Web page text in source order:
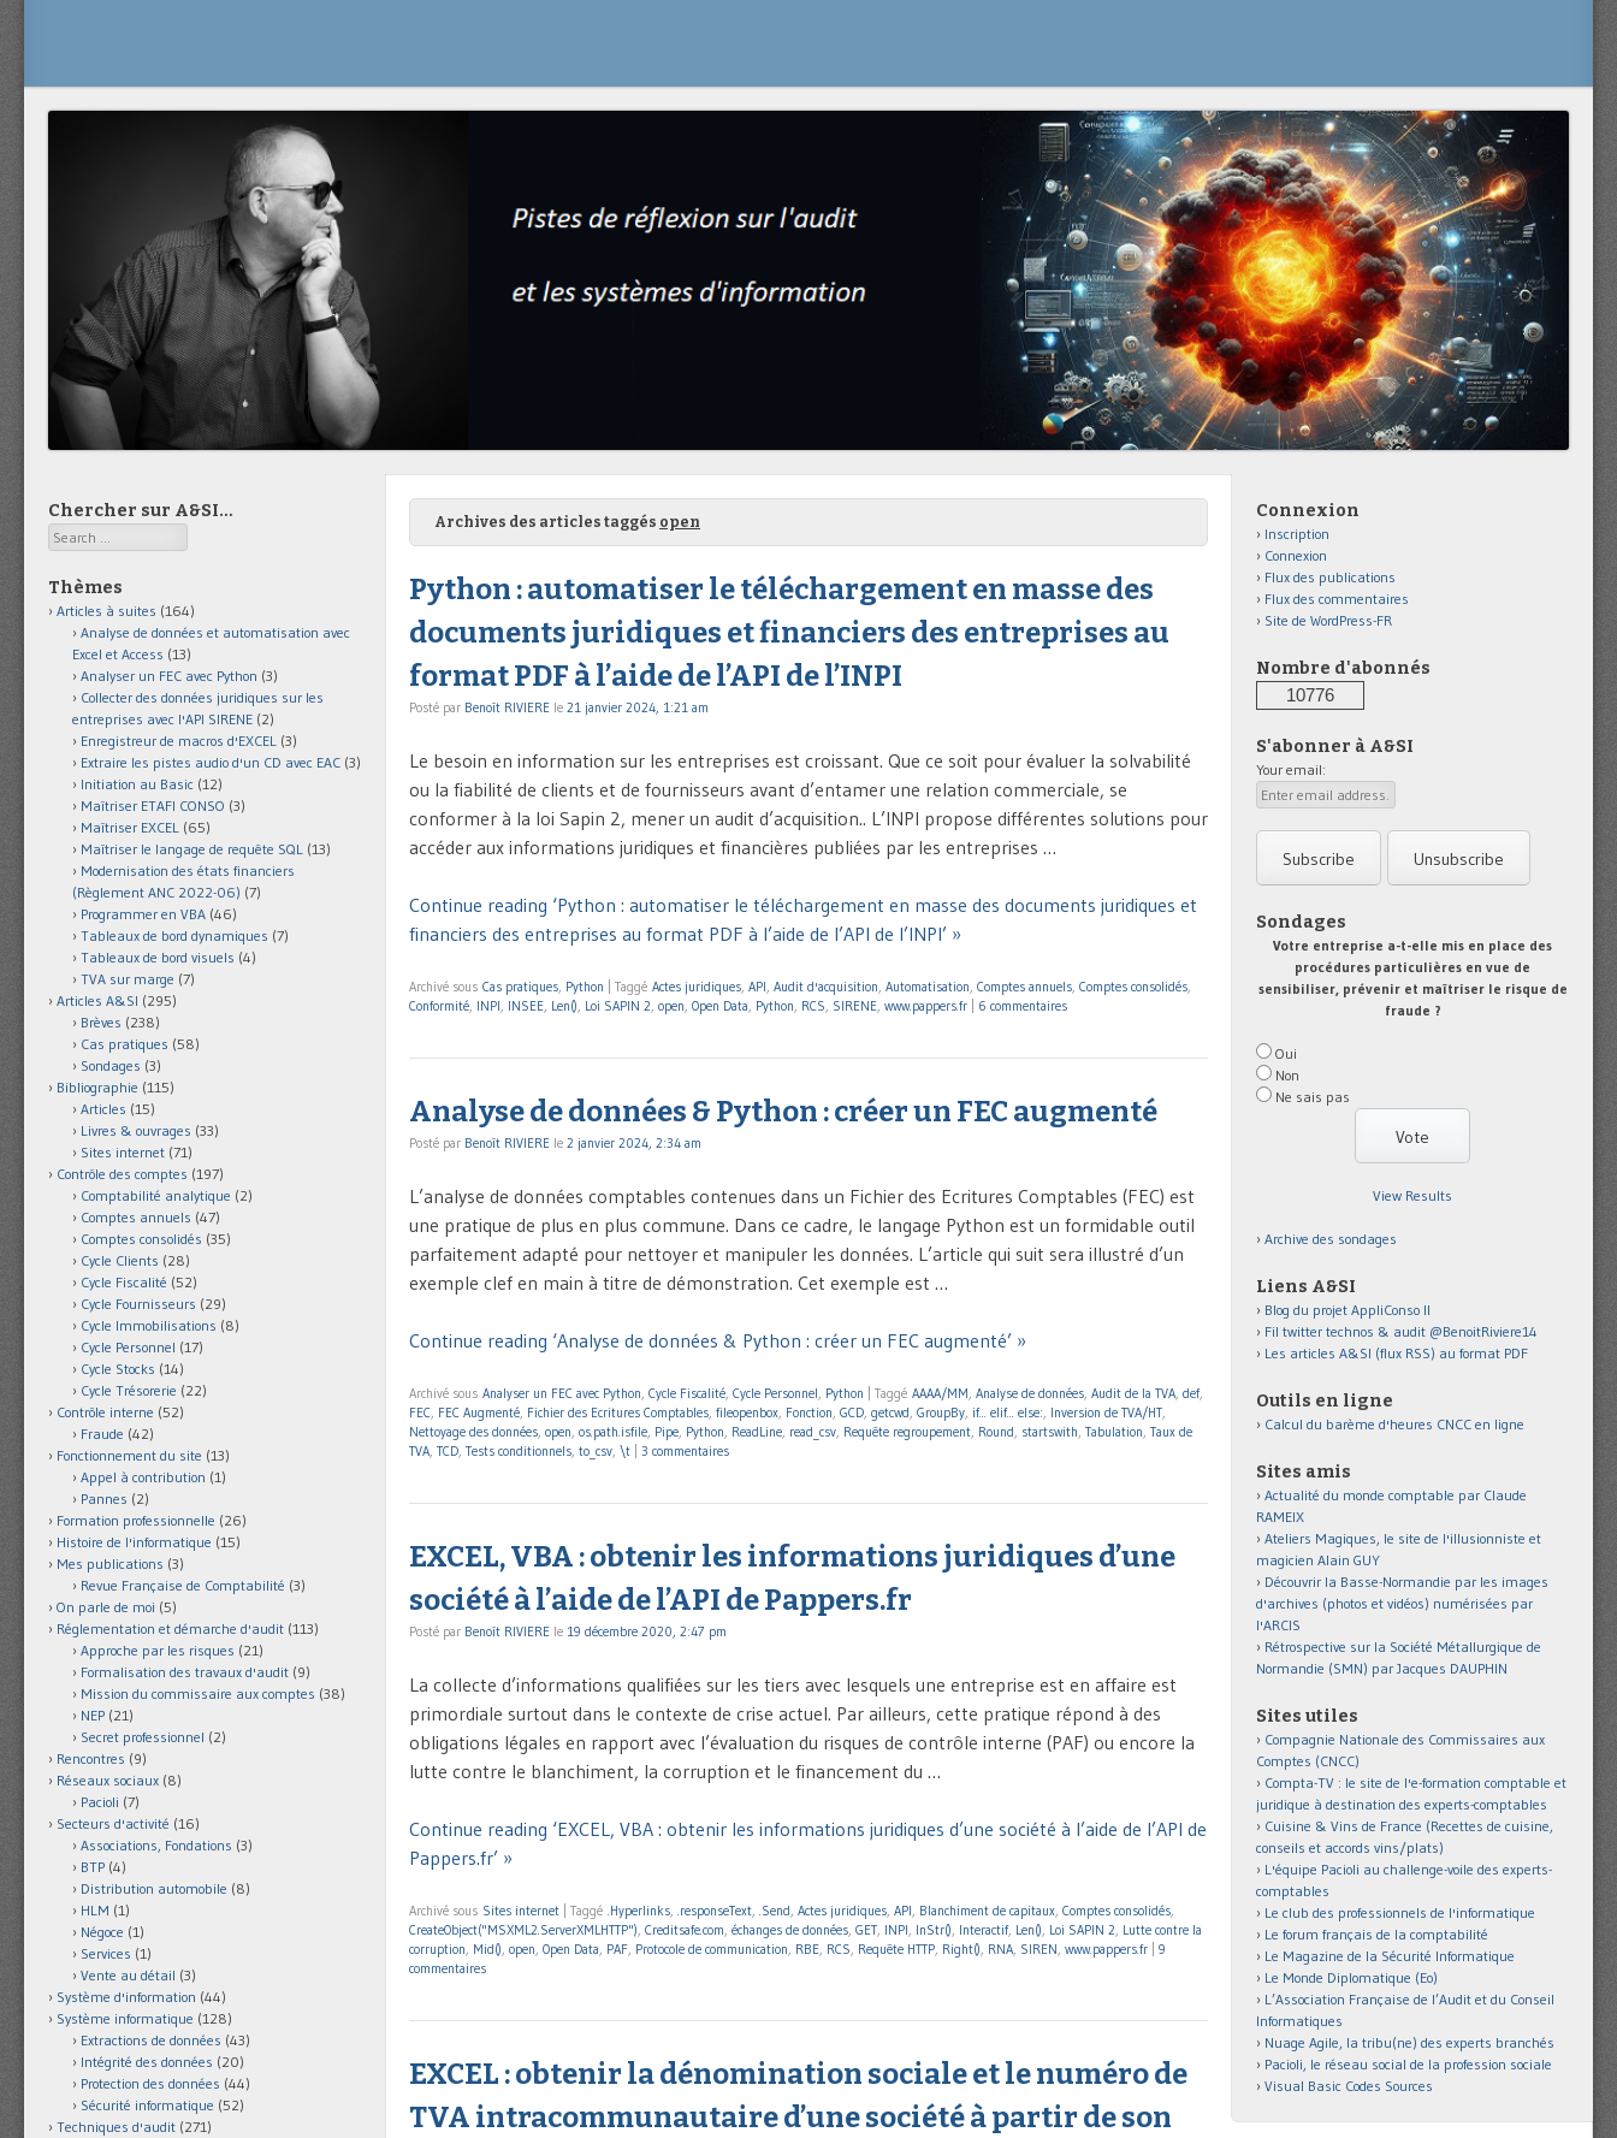
Archives des articles taggés open
Python : automatiser le téléchargement en masse des
documents juridiques et financiers des entreprises au
format PDF à l’aide de l’API de l’INPI
Posté par Benoît RIVIERE le 21 janvier 2024, 1:21 am
Le besoin en information sur les entreprises est croissant. Que ce soit pour évaluer la solvabilité
ou la fiabilité de clients et de fournisseurs avant d’entamer une relation commerciale, se
conformer à la loi Sapin 2, mener un audit d’acquisition.. L’INPI propose différentes solutions pour
accéder aux informations juridiques et financières publiées par les entreprises …
Continue reading ‘Python : automatiser le téléchargement en masse des documents juridiques et
financiers des entreprises au format PDF à l’aide de l’API de l’INPI’ »
Archivé sous Cas pratiques, Python Taggé Actes juridiques, API, Audit d'acquisition, Automatisation, Comptes annuels, Comptes consolidés,
Conformité, INPI, INSEE, Len(), Loi SAPIN 2, open, Open Data, Python, RCS, SIRENE, www.pappers.fr 6 commentaires
Analyse de données & Python : créer un FEC augmenté
Posté par Benoît RIVIERE le 2 janvier 2024, 2:34 am
L’analyse de données comptables contenues dans un Fichier des Ecritures Comptables (FEC) est
une pratique de plus en plus commune. Dans ce cadre, le langage Python est un formidable outil
parfaitement adapté pour nettoyer et manipuler les données. L’article qui suit sera illustré d’un
exemple clef en main à titre de démonstration. Cet exemple est …
Continue reading ‘Analyse de données & Python : créer un FEC augmenté’ »
Archivé sous Analyser un FEC avec Python, Cycle Fiscalité, Cycle Personnel, Python Taggé AAAA/MM, Analyse de données, Audit de la TVA, def,
FEC, FEC Augmenté, Fichier des Ecritures Comptables, fileopenbox, Fonction, GCD, getcwd, GroupBy, if... elif... else:, Inversion de TVA/HT,
Nettoyage des données, open, os.path.isfile, Pipe, Python, ReadLine, read_csv, Requête regroupement, Round, startswith, Tabulation, Taux de
TVA, TCD, Tests conditionnels, to_csv, \t 3 commentaires
EXCEL, VBA : obtenir les informations juridiques d’une
société à l’aide de l’API de Pappers.fr
Posté par Benoît RIVIERE le 19 décembre 2020, 2:47 pm
La collecte d’informations qualifiées sur les tiers avec lesquels une entreprise est en affaire est
primordiale surtout dans le contexte de crise actuel. Par ailleurs, cette pratique répond à des
obligations légales en rapport avec l’évaluation du risques de contrôle interne (PAF) ou encore la
lutte contre le blanchiment, la corruption et le financement du …
Continue reading ‘EXCEL, VBA : obtenir les informations juridiques d’une société à l’aide de l’API de
Pappers.fr’ »
Archivé sous Sites internet Taggé .Hyperlinks, .responseText, .Send, Actes juridiques, API, Blanchiment de capitaux, Comptes consolidés,
CreateObject("MSXML2.ServerXMLHTTP"), Creditsafe.com, échanges de données, GET, INPI, InStr(), Interactif, Len(), Loi SAPIN 2, Lutte contre la
corruption, Mid(), open, Open Data, PAF, Protocole de communication, RBE, RCS, Requête HTTP, Right(), RNA, SIREN, www.pappers.fr
9
commentaires
EXCEL : obtenir la dénomination sociale et le numéro de
TVA intracommunautaire d’une société à partir de son
Chercher sur A&SI…
Search
Thèmes
Articles à suites (164)
Analyse de données et automatisation avec
Excel et Access (13)
Analyser un FEC avec Python (3)
Collecter des données juridiques sur les
entreprises avec l'API SIRENE (2)
Enregistreur de macros d'EXCEL (3)
Extraire les pistes audio d'un CD avec EAC (3)
Initiation au Basic (12)
Maîtriser ETAFI CONSO (3)
Maîtriser EXCEL (65)
Maîtriser le langage de requête SQL (13)
Modernisation des états financiers
(Règlement ANC 2022-06) (7)
Programmer en VBA (46)
Tableaux de bord dynamiques (7)
Tableaux de bord visuels (4)
TVA sur marge (7)
Articles A&SI (295)
Brèves (238)
Cas pratiques (58)
Sondages (3)
Bibliographie (115)
Articles (15)
Livres & ouvrages (33)
Sites internet (71)
Contrôle des comptes (197)
Comptabilité analytique (2)
Comptes annuels (47)
Comptes consolidés (35)
Cycle Clients (28)
Cycle Fiscalité (52)
Cycle Fournisseurs (29)
Cycle Immobilisations (8)
Cycle Personnel (17)
Cycle Stocks (14)
Cycle Trésorerie (22)
Contrôle interne (52)
Fraude (42)
Fonctionnement du site (13)
Appel à contribution (1)
Pannes (2)
Formation professionnelle (26)
Histoire de l'informatique (15)
Mes publications (3)
Revue Française de Comptabilité (3)
On parle de moi (5)
Réglementation et démarche d'audit (113)
Approche par les risques (21)
Formalisation des travaux d'audit (9)
Mission du commissaire aux comptes (38)
NEP (21)
Secret professionnel (2)
Rencontres (9)
Réseaux sociaux (8)
Pacioli (7)
Secteurs d'activité (16)
Associations, Fondations (3)
BTP (4)
Distribution automobile (8)
HLM (1)
Négoce (1)
Services (1)
Vente au détail (3)
Système d'information (44)
Système informatique (128)
Extractions de données (43)
Intégrité des données (20)
Protection des données (44)
Sécurité informatique (52)
Techniques d'audit (271)
Connexion
Inscription
Connexion
Flux des publications
Flux des commentaires
Site de WordPress-FR
Nombre d'abonnés
10776
S'abonner à A&SI
Your email:
Sondages
Votre entreprise a-t-elle mis en place des
procédures particulières en vue de
sensibiliser, prévenir et maîtriser le risque de
fraude ?
Oui
Non
Ne sais pas
View Results
Archive des sondages
Liens A&SI
Blog du projet AppliConso II
Fil twitter technos & audit @BenoitRiviere14
Les articles A&SI (flux RSS) au format PDF
Outils en ligne
Calcul du barème d'heures CNCC en ligne
Sites amis
Actualité du monde comptable par Claude
RAMEIX
Ateliers Magiques, le site de l'illusionniste et
magicien Alain GUY
Découvrir la Basse-Normandie par les images
d'archives (photos et vidéos) numérisées par
l'ARCIS
Rétrospective sur la Société Métallurgique de
Normandie (SMN) par Jacques DAUPHIN
Sites utiles
Compagnie Nationale des Commissaires aux
Comptes (CNCC)
Compta-TV : le site de l'e-formation comptable et
juridique à destination des experts-comptables
Cuisine & Vins de France (Recettes de cuisine,
conseils et accords vins/plats)
L'équipe Pacioli au challenge-voile des experts-
comptables
Le club des professionnels de l'informatique
Le forum français de la comptabilité
Le Magazine de la Sécurité Informatique
Le Monde Diplomatique (Eo)
L’Association Française de l’Audit et du Conseil
Informatiques
Nuage Agile, la tribu(ne) des experts branchés
Pacioli, le réseau social de la profession sociale
Visual Basic Codes Sources